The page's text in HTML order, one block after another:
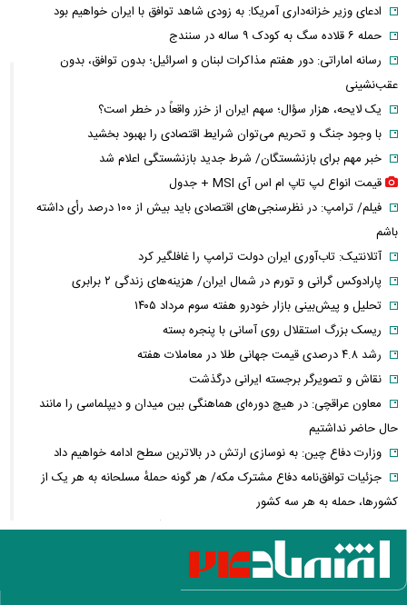
ادعای وزیر خزانه‌داری آمریکا: به زودی شاهد توافق با ایران خواهیم بود
حمله ۶ قلاده سگ به کودک ۹ ساله در سنندج
رسانه اماراتی: دور هفتم مذاکرات لبنان و اسرائیل؛ بدون توافق، بدون
عقب‌نشینی
یک لایحه، هزار سؤال؛ سهم ایران از خزر واقعاً در خطر است؟
با وجود جنگ و تحریم می‌توان شرایط اقتصادی را بهبود بخشید
خبر مهم برای بازنشستگان/ شرط جدید بازنشستگی اعلام شد
قیمت انواع لپ تاپ ام اس آی MSI + جدول
فیلم/ ترامپ: در نظرسنجی‌های اقتصادی باید بیش از ۱۰۰ درصد رأی داشته
باشم
آتلانتیک: تاب‌آوری ایران دولت ترامپ را غافلگیر کرد
پارادوکس گرانی و تورم در شمال ایران/ هزینه‌های زندگی ۲ برابری
تحلیل و پیش‌بینی بازار خودرو هفته سوم مرداد ۱۴۰۵
ریسک بزرگ استقلال روی آسانی با پنجره بسته
رشد ۴.۸ درصدی قیمت جهانی طلا در معاملات هفته
نقاش و تصویرگر برجسته ایرانی درگذشت
معاون عراقچی: در هیچ دوره‌ای هماهنگی بین میدان و دیپلماسی را مانند
حال حاضر نداشتیم
وزارت دفاع چین: به نوسازی ارتش در بالاترین سطح ادامه خواهیم داد
جزئیات توافق‌نامه دفاع مشترک مکه/ هر گونه حملهٔ مسلحانه به هر یک از
کشورها، حمله به هر سه کشور
وزارت خارجه پاکستان: پیمان دفاعی با ریاض و آنکارا برای تقویت امنیت
منطقه امضا شد
اذعان ترامپ به تاثیر جنگ با ایران بر انتخابات میان دوره‌ای آمریکا